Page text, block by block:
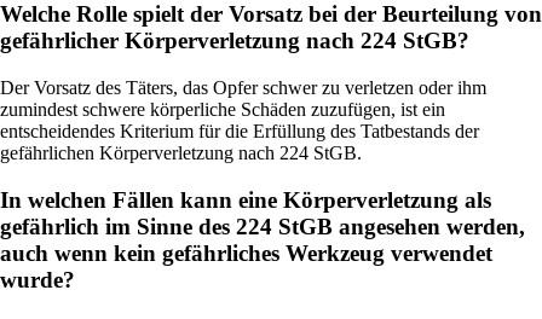
Welche Rolle spielt der Vorsatz bei der Beurteilung von
gefährlicher Körperverletzung nach 224 StGB?
Der Vorsatz des Täters, das Opfer schwer zu verletzen oder ihm
zumindest schwere körperliche Schäden zuzufügen, ist ein
entscheidendes Kriterium für die Erfüllung des Tatbestands der
gefährlichen Körperverletzung nach 224 StGB.
In welchen Fällen kann eine Körperverletzung als
gefährlich im Sinne des 224 StGB angesehen werden,
auch wenn kein gefährliches Werkzeug verwendet
wurde?